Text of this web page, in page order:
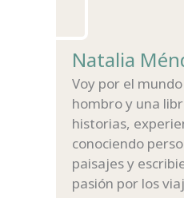
Natalia
Voy por el
hombro y una
historias,
conociendo
paisajes y
pasión por los